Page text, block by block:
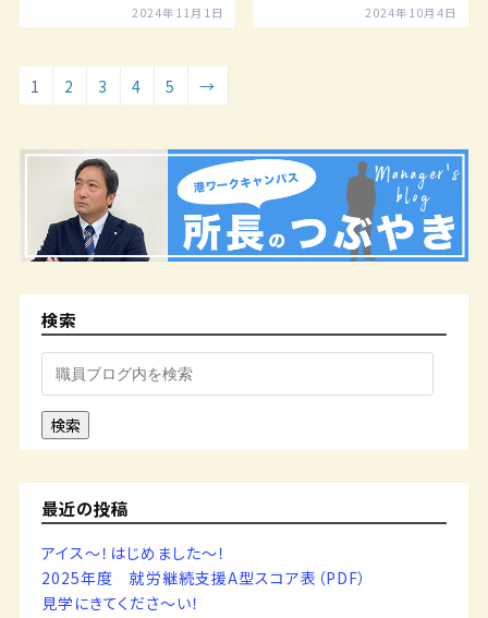
2024年11月1日 2024年10月4日
1 2 3 4 5 →
検索
検索
最近の投稿
アイス～！はじめました～！
2025年度 就労継続支援A型スコア表（PDF）
見学にきてくださ～い！